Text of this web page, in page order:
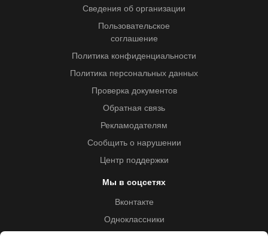
Сведения об организации
Пользовательское
соглашение
Политика конфиденциальности
Политика персональных данных
Проверка документов
Обратная связь
Рекламодателям
Сообщить о нарушении
Центр поддержки
Мы в соцсетях
Вконтакте
Одноклассники